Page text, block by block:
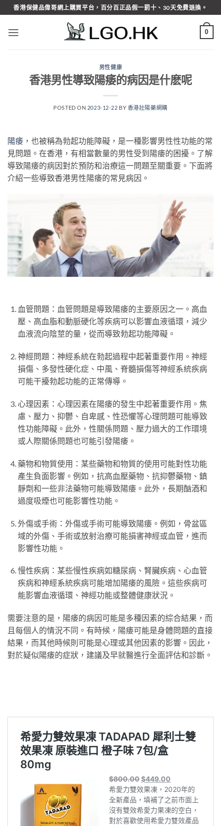
Skip
to
content
香港保健品偉哥網上購買平台，百分百正品假一罰十、30天免費退換。
0
男性健康
香港男性導致陽痿的病因是什麽呢
POSTED ON 2023-12-22 BY 香港壯陽藥網購
陽痿 ，也被稱為勃起功能障礙，是一種影響男性性功能的常
見問題。在香港，有相當數量的男性受到陽痿的困擾。了解
導致陽痿的病因對於預防和治療這一問題至關重要。下面將
介紹一些導致香港男性陽痿的常見病因。
血管問題：血管問題是導致陽痿的主要原因之一。高血
壓、高血脂和動脈硬化等疾病可以影響血液循環，減少
血液流向陰莖的量，從而導致勃起功能障礙。
神經問題：神經系統在勃起過程中起著重要作用。神經
損傷、多發性硬化症、中風、脊髓損傷等神經系統疾病
可能干擾勃起功能的正常傳導。
心理因素：心理因素在陽痿的發生中起著重要作用。焦
慮、壓力、抑鬱、自卑感、性恐懼等心理問題可能導致
性功能障礙。此外，性關係問題、壓力過大的工作環境
或人際關係問題也可能引發陽痿。
藥物和物質使用：某些藥物和物質的使用可能對性功能
產生負面影響。例如，抗高血壓藥物、抗抑鬱藥物、鎮
靜劑和一些非法藥物可能導致陽痿。此外，長期酗酒和
過度吸煙也可能影響性功能。
外傷或手術：外傷或手術可能導致陽痿。例如，骨盆區
域的外傷、手術或放射治療可能損害神經或血管，進而
影響性功能。
慢性疾病：某些慢性疾病如糖尿病、腎臟疾病、心血管
疾病和神經系統疾病可能增加陽痿的風險。這些疾病可
能影響血液循環、神經功能或整體健康狀況。
需要注意的是，陽痿的病因可能是多種因素的綜合結果，而
且每個人的情況不同。有時候，陽痿可能是身體問題的直接
結果，而其他時候則可能是心理或其他因素的影響。因此，
對於疑似陽痿的症狀，建議及早就醫進行全面評估和診斷。